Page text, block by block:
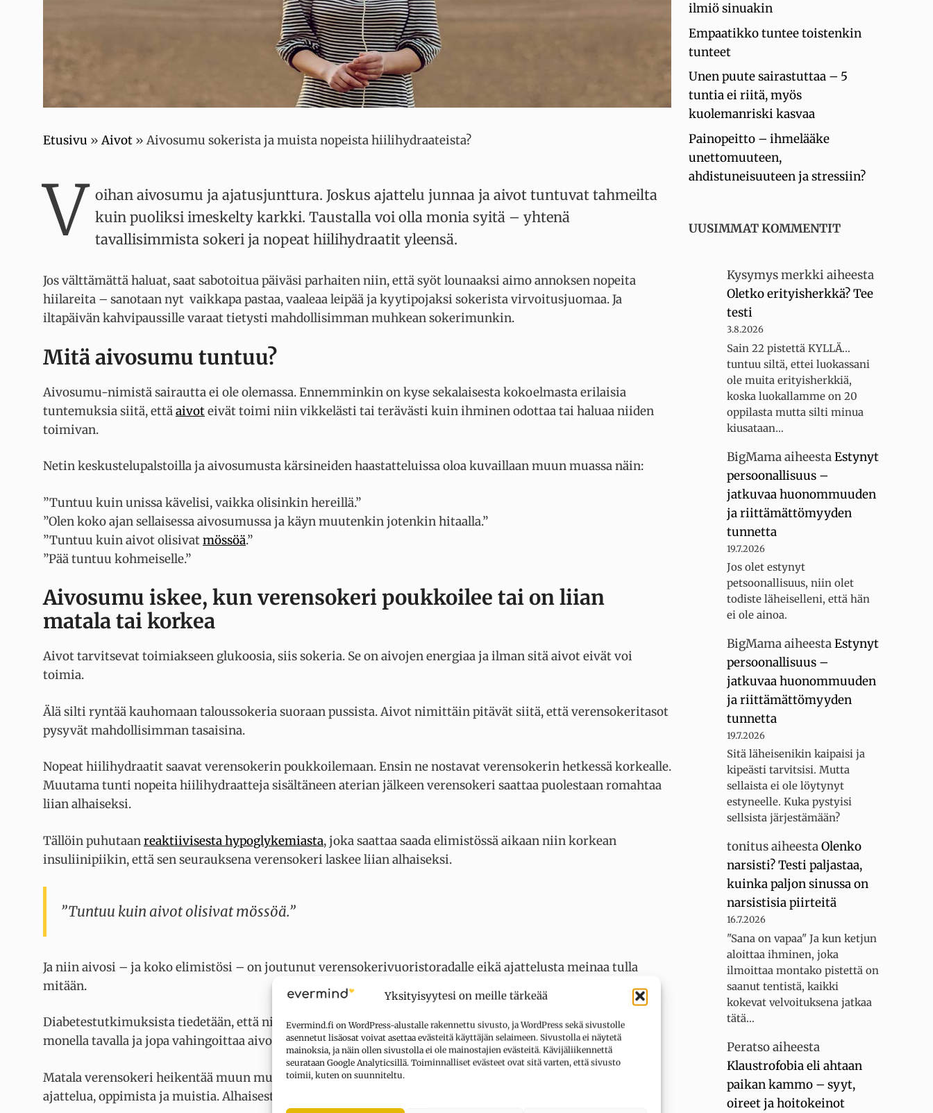
Yksityisyytesi on meille tärkeää
Evermind.fi on WordPress-alustalle rakennettu sivusto, ja WordPress sekä sivustolle
asennetut lisäosat voivat asettaa evästeitä käyttäjän selaimeen. Sivustolla ei näytetä
mainoksia, ja näin ollen sivustolla ei ole mainostajien evästeitä. Kävijäliikennettä
seurataan Google Analyticsillä. Toiminnalliset evästeet ovat sitä varten, että sivusto
toimii, kuten on suunniteltu.
Etusivu » Aivot » Aivosumu sokerista ja muista nopeista hiilihydraateista?
V oihan aivosumu ja ajatusjunttura. Joskus ajattelu junnaa ja aivot tuntuvat tahmeilta
kuin puoliksi imeskelty karkki. Taustalla voi olla monia syitä – yhtenä
tavallisimmista sokeri ja nopeat hiilihydraatit yleensä.
Jos välttämättä haluat, saat sabotoitua päiväsi parhaiten niin, että syöt lounaaksi aimo annoksen nopeita
hiilareita – sanotaan nyt vaikkapa pastaa, vaaleaa leipää ja kyytipojaksi sokerista virvoitusjuomaa. Ja
iltapäivän kahvipaussille varaat tietysti mahdollisimman muhkean sokerimunkin.
Mitä aivosumu tuntuu?
Aivosumu-nimistä sairautta ei ole olemassa. Ennemminkin on kyse sekalaisesta kokoelmasta erilaisia
tuntemuksia siitä, ettäaivoteivät toimi niin vikkelästi tai terävästi kuin ihminen odottaa tai haluaa niiden
toimivan.
Netin keskustelupalstoilla ja aivosumusta kärsineiden haastatteluissa oloa kuvaillaan muun muassa näin:
”Tuntuu kuin unissa kävelisi, vaikka olisinkin hereillä.”
”Olen koko ajan sellaisessa aivosumussa ja käyn muutenkin jotenkin hitaalla.”
”Tuntuu kuin aivot olisivatmössöä.”
”Pää tuntuu kohmeiselle.”
Aivosumu iskee, kun verensokeri poukkoilee tai on liian
matala tai korkea
Aivot tarvitsevat toimiakseen glukoosia, siis sokeria. Se on aivojen energiaa ja ilman sitä aivot eivät voi
toimia.
Älä silti ryntää kauhomaan taloussokeria suoraan pussista. Aivot nimittäin pitävät siitä, että verensokeritasot
pysyvät mahdollisimman tasaisina.
Nopeat hiilihydraatit saavat verensokerin poukkoilemaan. Ensin ne nostavat verensokerin hetkessä korkealle.
Muutama tunti nopeita hiilihydraatteja sisältäneen aterian jälkeen verensokeri saattaa puolestaan romahtaa
liian alhaiseksi.
Tällöin puhutaanreaktiivisesta hypoglykemiasta, joka saattaa saada elimistössä aikaan niin korkean
insuliinipiikin, että sen seurauksena verensokeri laskee liian alhaiseksi.
”Tuntuu kuin aivot olisivat mössöä.”
Ja niin aivosi – ja koko elimistösi – on joutunut verensokerivuoristoradalle eikä ajattelusta meinaa tulla
mitään.
Diabetestutkimuksista tiedetään, että niin korkea kuin alhainen verensokeri voi haitata aivojen toimintaa
monella tavalla ja jopa vahingoittaa aivoja.
Matala verensokeri heikentää muun muassa havainnointikykyä sekä kognitiivisia toimintoja, kuten
ajattelua, oppimista ja muistia. Alhaisesta verensokerista kärsivä voi
ilmiö sinuakin
Empaatikko tuntee toistenkin
tunteet
Unen puute sairastuttaa – 5
tuntia ei riitä, myös
kuolemanriski kasvaa
Painopeitto – ihmelääke
unettomuuteen,
ahdistuneisuuteen ja stressiin?
UUSIMMAT KOMMENTIT
Kysymys merkki aiheesta
Oletko erityisherkkä? Tee
testi
3.8.2026
Sain 22 pistettä KYLLÄ...
tuntuu siltä, ettei luokassani
ole muita erityisherkkiä,
koska luokallamme on 20
oppilasta mutta silti minua
kiusataan…
BigMamaaiheestaEstynyt
persoonallisuus –
jatkuvaa huonommuuden
ja riittämättömyyden
tunnetta
19.7.2026
Jos olet estynyt
petsoonallisuus, niin olet
todiste läheiselleni, että hän
ei ole ainoa.
BigMamaaiheestaEstynyt
persoonallisuus –
jatkuvaa huonommuuden
ja riittämättömyyden
tunnetta
19.7.2026
Sitä läheisenikin kaipaisi ja
kipeästi tarvitsisi. Mutta
sellaista ei ole löytynyt
estyneelle. Kuka pystyisi
sellsista järjestämään?
tonitusaiheestaOlenko
narsisti? Testi paljastaa,
kuinka paljon sinussa on
narsistisia piirteitä
16.7.2026
"Sana on vapaa" Ja kun ketjun
aloittaa ihminen, joka
ilmoittaa montako pistettä on
saanut tentistä, kaikki
kokevat velvoituksena jatkaa
tätä…
Peratsoaiheesta
Klaustrofobia eli ahtaan
paikan kammo – syyt,
oireet ja hoitokeinot